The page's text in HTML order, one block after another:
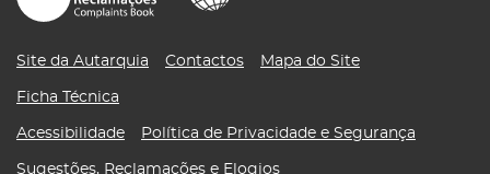
Site da Autarquia Contactos Mapa do Site
Ficha Técnica
Acessibilidade Política de Privacidade e Segurança
Sugestões, Reclamações e Elogios